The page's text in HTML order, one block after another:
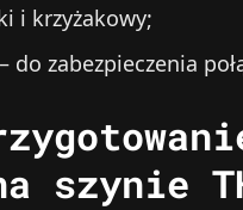
i krzyżakowy;
– do zabezpieczenia
szynie